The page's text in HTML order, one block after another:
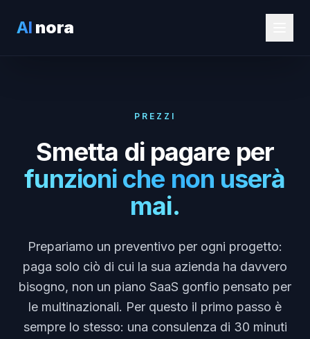
AI nora
PREZZI
Smetta di pagare per
funzioni che non userà
mai.
Prepariamo un preventivo per ogni progetto:
paga solo ciò di cui la sua azienda ha davvero
bisogno, non un piano SaaS gonfio pensato per
le multinazionali. Per questo il primo passo è
sempre lo stesso: una consulenza di 30 minuti